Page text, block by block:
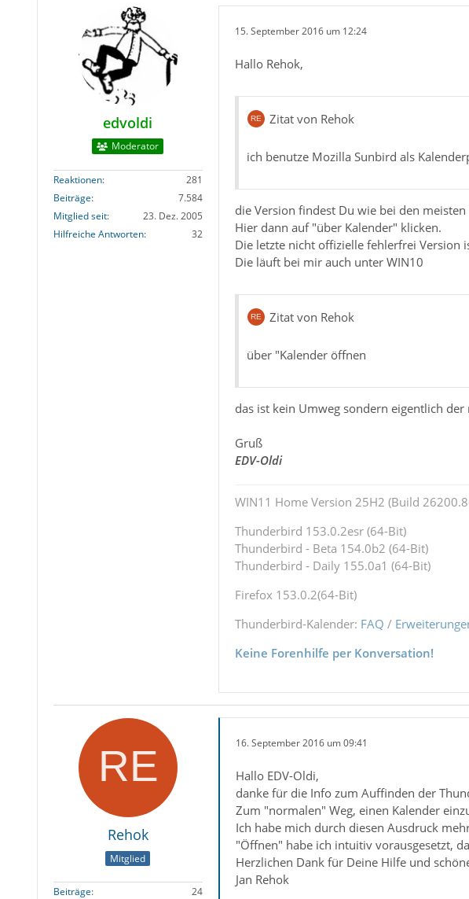
edvoldi
Moderator
Reaktionen
281
Beiträge
7.584
Mitglied seit
23. Dez. 2005
Hilfreiche Antworten
32
15. September 2016 um 12:24
Hallo Rehok,
Zitat von Rehok
ich benutze Mozilla Sunbird als
die Version findest Du wie bei den
Hier dann auf "über Kalender" klicken.
Die letzte nicht offizielle fehlerfrei Version
Die läuft bei mir auch unter WIN10
Zitat von Rehok
über "Kalender öffnen
das ist kein Umweg sondern eigentlich
Gruß
EDV-Oldi
WIN11 Home Version 25H2 (Build
Thunderbird 153.0.2esr (64-Bit)
Thunderbird - Beta 154.0b2 (64-Bit)
Thunderbird - Daily 155.0a1 (64-Bit)
Firefox 153.0.2(64-Bit)
Thunderbird-Kalender: FAQ /
Keine Forenhilfe per Konversation!
Rehok
Mitglied
Beiträge
24
16. September 2016 um 09:41
Hallo EDV-Oldi,
danke für die Info zum Auffinden der
Zum "normalen" Weg, einen Kalender
Ich habe mich durch diesen Ausdruck
"Öffnen" habe ich intuitiv vorausgesetzt,
Herzlichen Dank für Deine Hilfe und
Jan Rehok